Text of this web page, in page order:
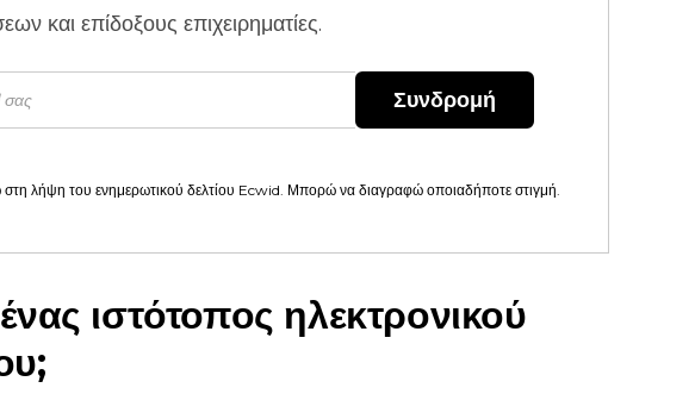
και επίδοξους επιχειρηματίες.
Συνδρομή
στη λήψη του ενημερωτικού δελτίου Ecwid. Μπορώ να διαγραφώ οποιαδήποτε στιγμή.
ένας ιστότοπος ηλεκτρονικού